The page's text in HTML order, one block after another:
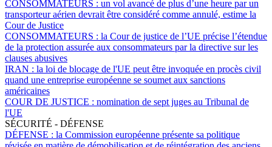
CONSOMMATEURS : un vol avancé de plus d’une heure par un
transporteur aérien devrait être considéré comme annulé, estime la
Cour de Justice
CONSOMMATEURS : la Cour de justice de l’UE précise l’étendue
de la protection assurée aux consommateurs par la directive sur les
clauses abusives
IRAN : la loi de blocage de l'UE peut être invoquée en procès civil
quand une entreprise européenne se soumet aux sanctions
américaines
COUR DE JUSTICE : nomination de sept juges au Tribunal de
l'UE
SÉCURITÉ - DÉFENSE
DÉFENSE : la Commission européenne présente sa politique